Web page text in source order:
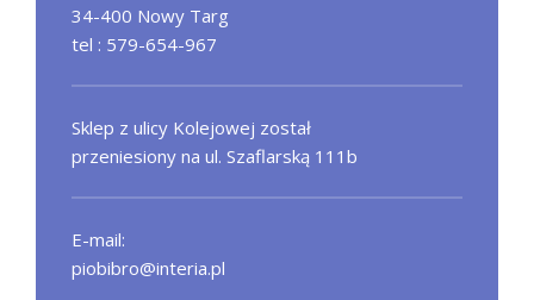
34-400 Nowy Targ
tel : 579-654-967
Sklep z ulicy Kolejowej został
przeniesiony na ul. Szaflarską 111b
E-mail:
piobibro@interia.pl